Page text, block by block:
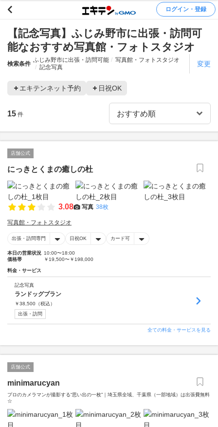
ログイン・登録
【記念写真】ふじみ野市に出張・訪問可
能なおすすめ写真館・フォトスタジオ
検索条件
ふじみ野市に出張・訪問可能
写真館・フォトスタジオ
記念写真
変更
エキテンネット予約 日祝OK
15 件
店舗公式
にっきとくまの癒しの杜
3.08 写真 38枚
写真館・フォトスタジオ
出張・訪問専門 日祝OK カード可
本日の営業状況 10:00〜18:00
価格帯
￥19,500〜￥198,000
料金・サービス
記念写真
ランドッグプラン
￥38,500 （税込）
出張・訪問
全ての料金・サービスを見る
店舗公式
minimarucyan
プロのカメラマンが撮影する“思い出の一枚”｜埼玉県全域、千葉県（一部地域）は出張費無料
☆